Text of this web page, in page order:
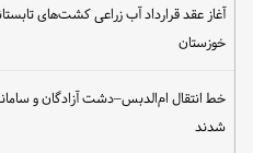
خوزستان
خط انتقال ام‌الدبس–دشت آزادگان و
شدند